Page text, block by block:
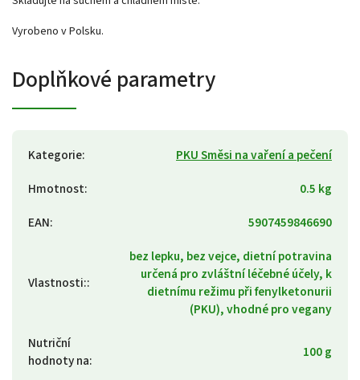
Vyrobeno v Polsku.
Doplňkové parametry
Kategorie:
PKU Směsi na vaření a pečení
Hmotnost:
0.5 kg
EAN: 5907459846690
Vlastnosti::
bez lepku, bez vejce, dietní potravina
určená pro zvláštní léčebné účely, k
dietnímu režimu při fenylketonurii
(PKU), vhodné pro vegany
Nutriční
hodnoty na: 100 g